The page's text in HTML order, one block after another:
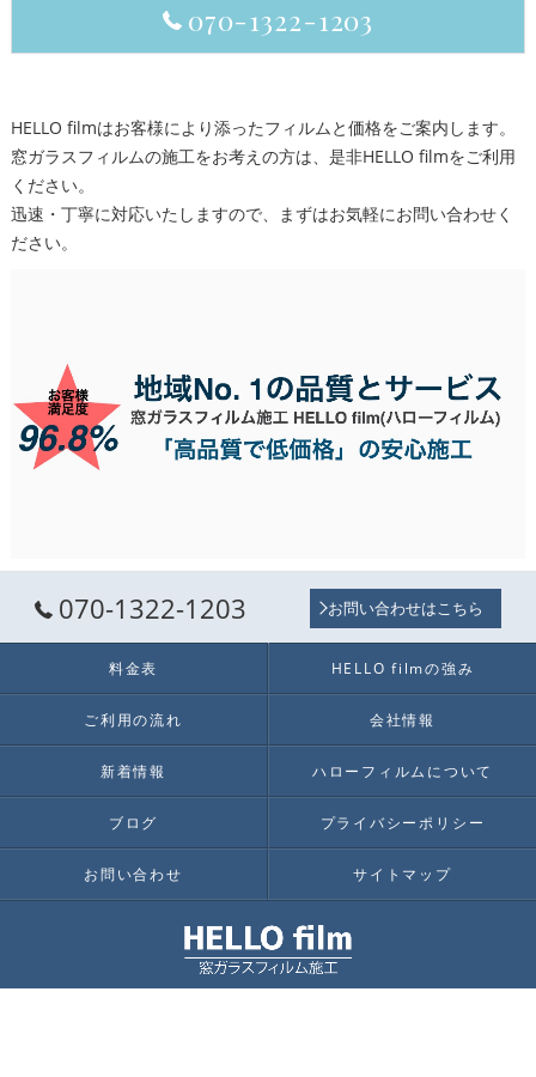
070-1322-1203
HELLO filmはお客様により添ったフィルムと価格をご案内します。
窓ガラスフィルムの施工をお考えの方は、是非HELLO filmをご利用
ください。
迅速・丁寧に対応いたしますので、まずはお気軽にお問い合わせく
ださい。
070-1322-1203 お問い合わせはこちら
料金表 HELLO filmの強み
ご利用の流れ 会社情報
新着情報 ハローフィルムについて
ブログ プライバシーポリシー
お問い合わせ サイトマップ